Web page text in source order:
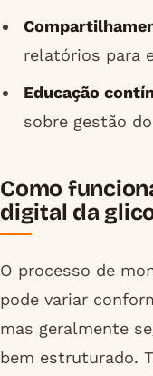
relatórios para
Educação
sobre gestão
Como
digital da
O processo de
pode variar
mas geralmente
bem estruturado.